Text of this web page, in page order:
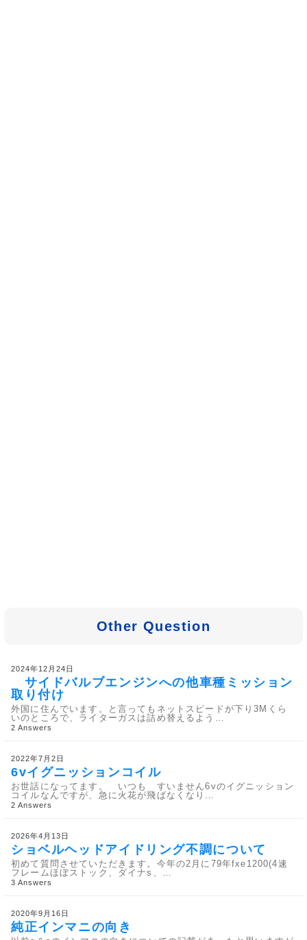
Other Question
2024年12月24日
サイドバルブエンジンへの他車種ミッション
取り付け
外国に住んでいます。と言ってもネットスピードが下り3Mくら
いのところで、ライターガスは詰め替えるよう…
2 Answers
2022年7月2日
6vイグニッションコイル
お世話になってます。 いつも すいません6vのイグニッション
コイルなんですが、急に火花が飛ばなくなり…
2 Answers
2026年4月13日
ショベルヘッドアイドリング不調について
初めて質問させていただきます。今年の2月に79年fxe1200(4速
フレームほぼストック、ダイナs、…
3 Answers
2020年9月16日
純正インマニの向き